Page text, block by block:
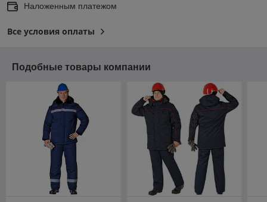
Наложенным платежом
Все условия оплаты
Подобные товары компании